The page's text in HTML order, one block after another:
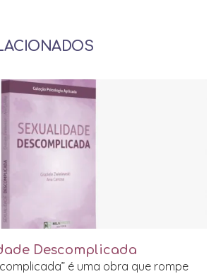
Descomplicada
é uma obra que rompe